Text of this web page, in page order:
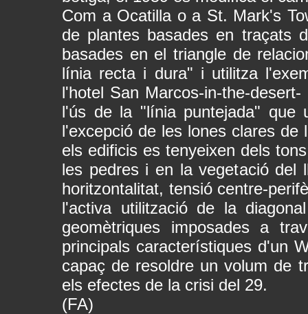
Com a Ocatilla o a St. Mark's
de plantes basades en traçats
basades en el triangle de
línia recta i dura" i utilitza
l'hotel San Marcos-in-the-
l'ús de la "línia puntejada" que
l'excepció de les lones clares de
els edificis es tenyeixen dels
les pedres i en la vegetació del
horitzontalitat, tensió centre-
l'activa utilització de la
geomètriques imposades a
principals característiques d'un
capaç de resoldre un volum de
els efectes de la crisi del 29.
(FA)